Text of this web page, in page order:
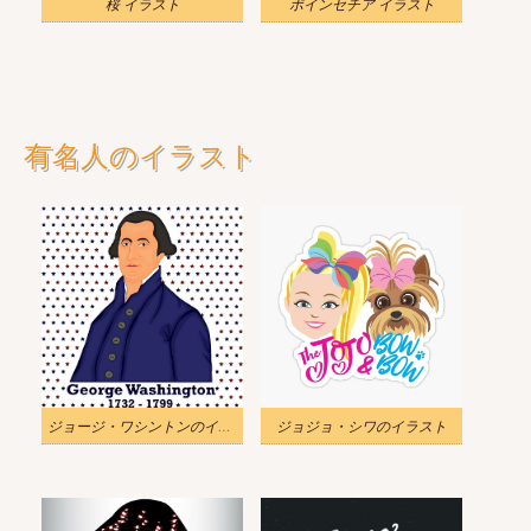
有名人のイラスト
ジョージ・ワシントンのイラスト ジョジョ・シワのイラスト